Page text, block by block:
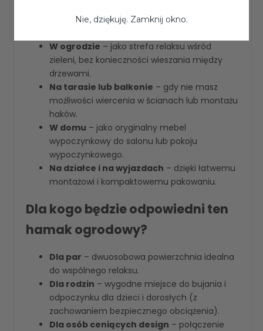
stworzyć miejsce do odpoczynku:
W ogrodzie – jako strefa relaksu wśród
zieleni, bez konieczności wieszania między
drzewami.
Na tarasie lub balkonie – gdy nie masz
możliwości wiercenia w ścianach lub montażu
haków.
W domu – jako oryginalny mebel
wypoczynkowy do salonu lub pokoju
wypoczynkowego.
Na działce i na wyjazdach – dzięki łatwemu
montażowi i kompaktowemu pakowaniu.
Dla kogo będzie odpowiedni ten
hamak ogrodowy?
Dla par – dwuosobowa powierzchnia idealna
do wspólnego relaksu.
Dla rodzin – wygodne miejsce do bujania i
odpoczynku dla dzieci i dorosłych (z
zachowaniem bezpiecznego obciążenia).
Dla osób ceniących design – połączenie
Nie, dziękuję. Zamknij okno.